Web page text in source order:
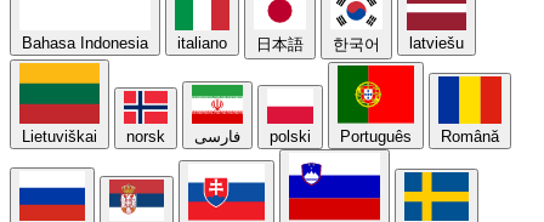
Bahasa Indonesia italiano 日本語 한국어 latviešu
Lietuviškai norsk فارسی polski Português Română